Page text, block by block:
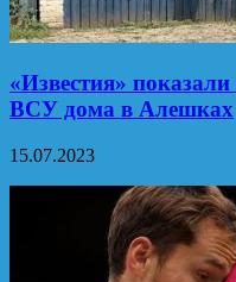
«Известия»
ВСУ дома в Алешках
15.07.2023